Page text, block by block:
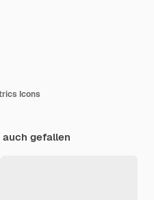
Icons
auch gefallen